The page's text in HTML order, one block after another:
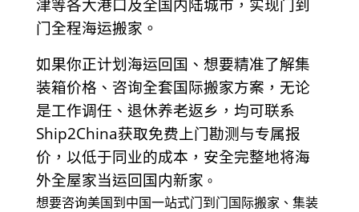
津等各大港口及全国内陆城市，实现门到
门全程海运搬家。
如果你正计划海运回国、想要精准了解集
装箱价格、咨询全套国际搬家方案，无论
是工作调任、退休养老返乡，均可联系
Ship2China获取免费上门勘测与专属报
价，以低于同业的成本，安全完整地将海
外全屋家当运回国内新家 。
想要咨询美国到中国一站式门到门国际搬家、集装